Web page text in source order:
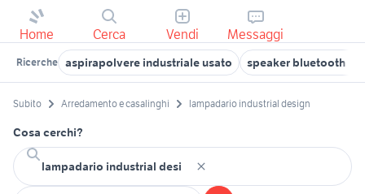
Home Cerca Vendi Messaggi
Ricerche aspirapolvere industriale usato speaker bluetooth
Subito Arredamento e casalinghi lampadario industrial design
Cosa cerchi?